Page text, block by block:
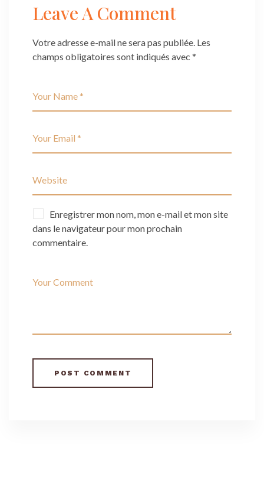
Leave A Comment
Votre adresse e-mail ne sera pas publiée. Les
champs obligatoires sont indiqués avec *
Enregistrer mon nom, mon e-mail et mon site
dans le navigateur pour mon prochain
commentaire.